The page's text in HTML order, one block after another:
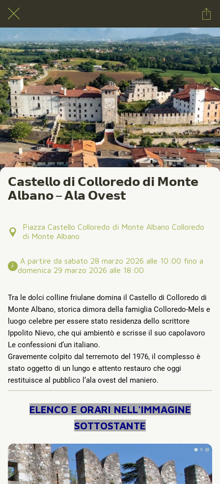
𝗖𝗮𝘀𝘁𝗲𝗹𝗹𝗼 𝗱𝗶 𝗖𝗼𝗹𝗹𝗼𝗿𝗲𝗱𝗼 𝗱𝗶 𝗠𝗼𝗻𝘁𝗲
𝗔𝗹𝗯𝗮𝗻𝗼 – 𝗔𝗹𝗮 𝗢𝘃𝗲𝘀𝘁
Piazza Castello Colloredo di Monte Albano Colloredo
di Monte Albano
domenica 29 marzo 2026 alle 18:00
Tra le dolci colline friulane domina il Castello di Colloredo di
Monte Albano, storica dimora della famiglia Colloredo-Mels e
luogo celebre per essere stato residenza dello scrittore
Ippolito Nievo, che qui ambientò e scrisse il suo capolavoro
Le confessioni d’un italiano.
Gravemente colpito dal terremoto del 1976, il complesso è
stato oggetto di un lungo e attento restauro che oggi
restituisce al pubblico l’ala ovest del maniero.
ELENCO E ORARI NELL'IMMAGINE
SOTTOSTANTE